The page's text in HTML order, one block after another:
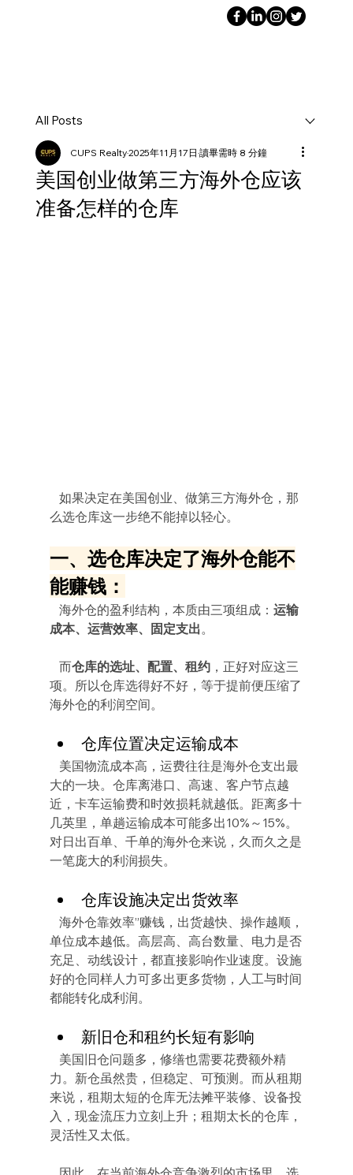
All Posts
美国创业做第三方海外仓应该
准备怎样的仓库
CUPS Realty2025年11月17日 讀畢需時 8 分鐘
么选仓库这一步绝不能掉以轻心。
一、选仓库决定了海外仓能不
能赚钱：
   海外仓的盈利结构，本质由三项组成：
运输
成本、运营效率、固定支出。
   而
仓库的选址、配置、租约，正好对应这三
项。所以仓库选得好不好，等于提前便压缩了
海外仓的利润空间。
仓库位置决定运输成本
大的一块。仓库离港口、高速、客户节点越
近，卡车运输费和时效损耗就越低。距离多十
几英里，单趟运输成本可能多出10%～15%。
对日出百单、千单的海外仓来说，久而久之是
一笔庞大的利润损失。
仓库设施决定出货效率
单位成本越低。高层高、高台数量、电力是否
充足、动线设计，都直接影响作业速度。设施
好的仓同样人力可多出更多货物，人工与时间
都能转化成利润。
新旧仓和租约长短有影响
力。新仓虽然贵，但稳定、可预测。而从租期
来说，租期太短的仓库无法摊平装修、设备投
入，现金流压力立刻上升；租期太长的仓库，
灵活性又太低。